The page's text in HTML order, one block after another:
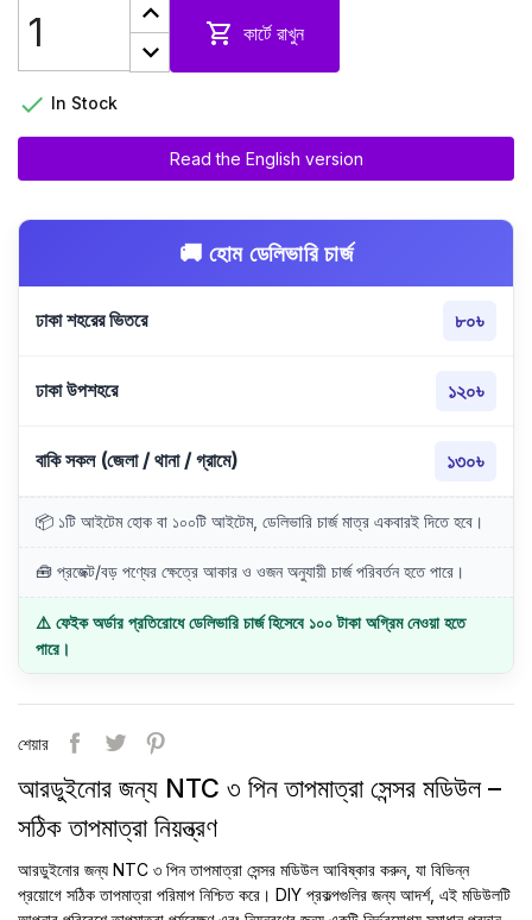
 কার্টে রাখুন
 In Stock
Read the English version
🚚 হোম ডেলিভারি চার্জ
ঢাকা শহরের ভিতরে ৮০৳
ঢাকা উপশহরে ১২০৳
বাকি সকল (জেলা / থানা / গ্রামে) ১৩০৳
📦 ১টি আইটেম হোক বা ১০০টি আইটেম, ডেলিভারি চার্জ মাত্র একবারই দিতে হবে।
🧰 প্রজেক্ট/বড় পণ্যের ক্ষেত্রে আকার ও ওজন অনুযায়ী চার্জ পরিবর্তন হতে পারে।
⚠️ ফেইক অর্ডার প্রতিরোধে ডেলিভারি চার্জ হিসেবে ১০০ টাকা অগ্রিম নেওয়া হতে
পারে।
শেয়ার
আরডুইনোর জন্য NTC ৩ পিন তাপমাত্রা সেন্সর মডিউল –
সঠিক তাপমাত্রা নিয়ন্ত্রণ
আরডুইনোর জন্য NTC ৩ পিন তাপমাত্রা সেন্সর মডিউল আবিষ্কার করুন, যা বিভিন্ন
প্রয়োগে সঠিক তাপমাত্রা পরিমাপ নিশ্চিত করে। DIY প্রকল্পগুলির জন্য আদর্শ, এই মডিউলটি